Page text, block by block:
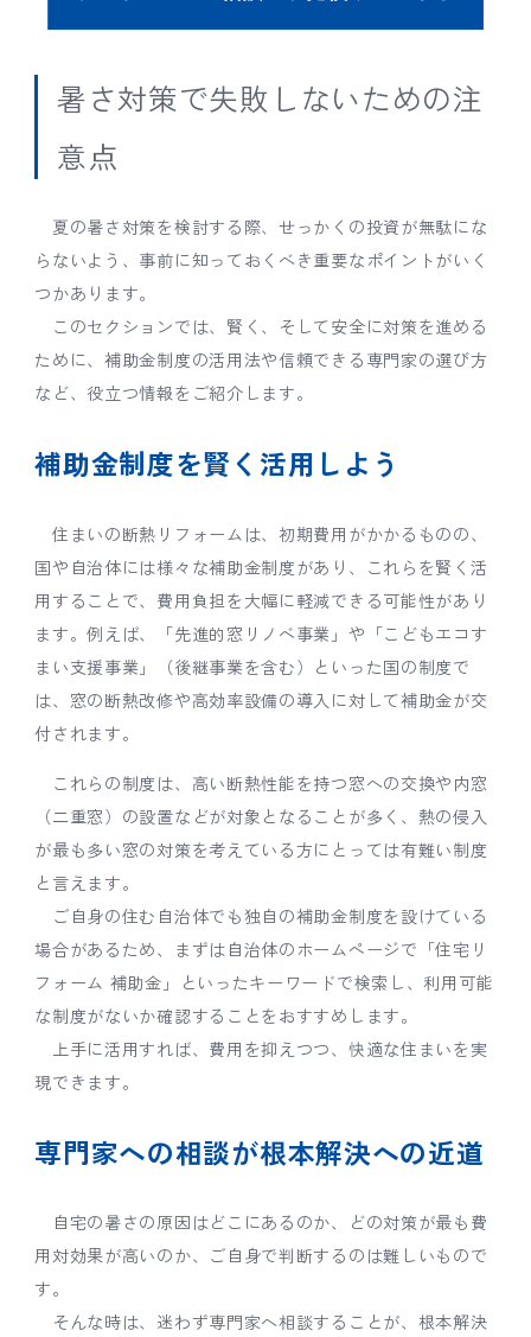
暑さ対策で失敗しないための注
意点
夏の暑さ対策を検討する際、せっかくの投資が無駄にな
らないよう、事前に知っておくべき重要なポイントがいく
つかあります。
このセクションでは、賢く、そして安全に対策を進める
ために、補助金制度の活用法や信頼できる専門家の選び方
など、役立つ情報をご紹介します。
補助金制度を賢く活用しよう
住まいの断熱リフォームは、初期費用がかかるものの、
国や自治体には様々な補助金制度があり、これらを賢く活
用することで、費用負担を大幅に軽減できる可能性があり
ます。例えば、「先進的窓リノベ事業」や「こどもエコす
まい支援事業」（後継事業を含む）といった国の制度で
は、窓の断熱改修や高効率設備の導入に対して補助金が交
付されます。
これらの制度は、高い断熱性能を持つ窓への交換や内窓
（二重窓）の設置などが対象となることが多く、熱の侵入
が最も多い窓の対策を考えている方にとっては有難い制度
と言えます。
ご自身の住む自治体でも独自の補助金制度を設けている
場合があるため、まずは自治体のホームページで「住宅リ
フォーム 補助金」といったキーワードで検索し、利用可能
な制度がないか確認することをおすすめします。
上手に活用すれば、費用を抑えつつ、快適な住まいを実
現できます。
専門家への相談が根本解決への近道
自宅の暑さの原因はどこにあるのか、どの対策が最も費
用対効果が高いのか、ご自身で判断するのは難しいもので
す。
そんな時は、迷わず専門家へ相談することが、根本解決